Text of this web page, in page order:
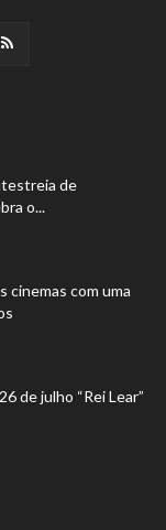
de
o...
cinemas com uma
de julho “Rei Lear”